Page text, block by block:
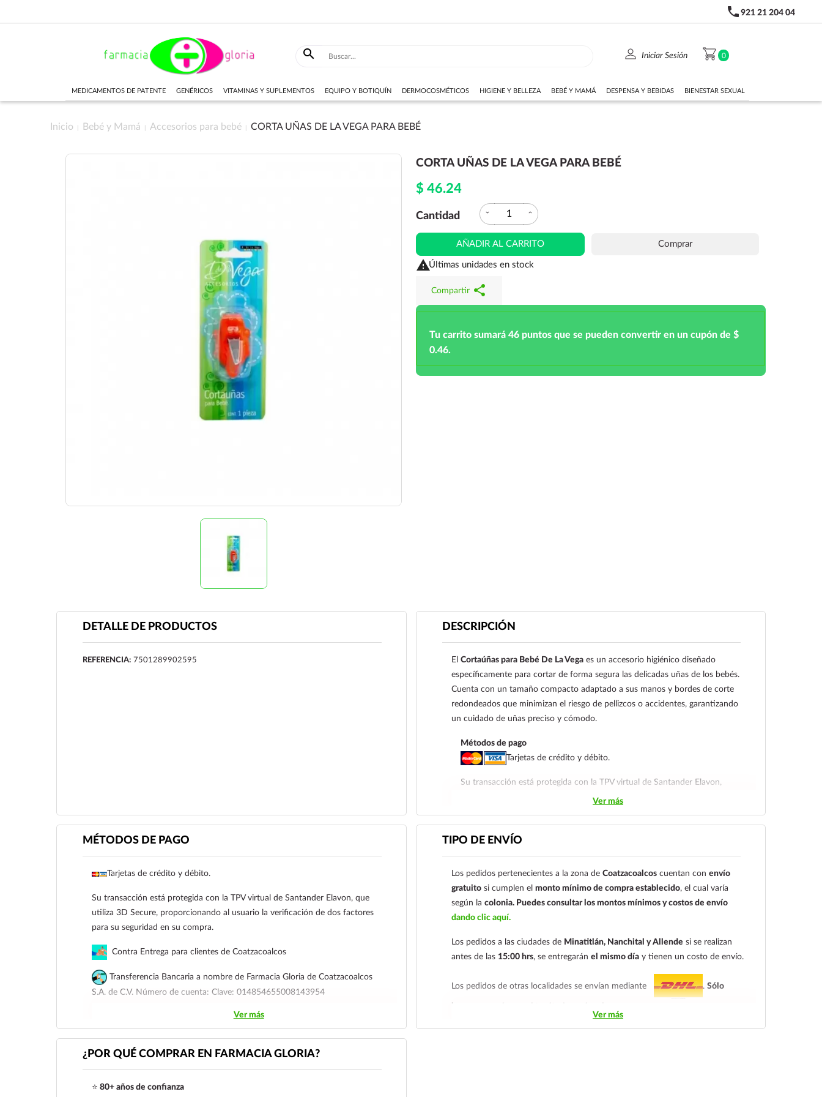
phone 921 21 204 04
 person Iniciar Sesión shopping_cart 0
MEDICAMENTOS DE PATENTE GENÉRICOS VITAMINAS Y SUPLEMENTOS EQUIPO Y BOTIQUÍN DERMOCOSMÉTICOS HIGIENE Y BELLEZA BEBÉ Y MAMÁ DESPENSA Y BEBIDAS BIENESTAR SEXUAL
Inicio Bebé y Mamá Accesorios para bebé CORTA UÑAS DE LA VEGA PARA BEBÉ
CORTA UÑAS DE LA VEGA PARA BEBÉ
$ 46.24
Cantidad expand_more expand_less
AÑADIR AL CARRITO Comprar
Últimas unidades en stock
Compartir share
Tu carrito sumará 46 puntos que se pueden convertir en un cupón de $
0.46.
DETALLE DE PRODUCTOS
REFERENCIA: 7501289902595
DESCRIPCIÓN
El Cortaúñas para Bebé De La Vegaes un accesorio higiénico diseñado
específicamente para cortar de forma segura las delicadas uñas de los bebés.
Cuenta con un tamaño compacto adaptado a sus manos y bordes de corte
redondeados que minimizan el riesgo de pellizcos o accidentes, garantizando
un cuidado de uñas preciso y cómodo.
Métodos de pago
Tarjetas de crédito y débito.
Su transacción está protegida con la TPV virtual de Santander Elavon,
que utiliza 3D Secure, proporcionando al usuario la verificación de dos
Contra Entrega para clientes de Coatzacoalcos
Coatzacoalcos S.A. de C.V. Número de cuenta: Clave:
014854655008143954
Para esta forma de pago el cliente deberá enviar su comprobante de pago
nuestro
921 261 8491
Ver más
MÉTODOS DE PAGO
Tarjetas de crédito y débito.
Su transacción está protegida con la TPV virtual de Santander Elavon, que
utiliza 3D Secure, proporcionando al usuario la verificación de dos factores
para su seguridad en su compra.
Contra Entrega para clientes de Coatzacoalcos
Transferencia Bancaria a nombre de Farmacia Gloria de Coatzacoalcos
S.A. de C.V. Número de cuenta: Clave: 014854655008143954
Para esta forma de pago el cliente deberá enviar su comprobante de pago a al
siguiente correo electrónico:ecommerce@farmaciagloria.mxo a nuestro
921 261 8491
Ver más
TIPO DE ENVÍO
Los pedidos pertenecientes a la zona de Coatzacoalcoscuentan con envío
gratuitosi cumplen el monto mínimo de compra establecido, el cual varía
según la colonia. Puedes consultar los montos mínimos y costos de envío
dando clic aquí.
Los pedidos a las ciudades de Minatitlán, Nanchital y Allende si se realizan
antes de las 15:00 hrs, se entregarán el mismo díay tienen un costo de envío.
Los pedidos de otras localidades se envían mediante . Sólo
Tenemos dos tarifas dependiendo del tiempo de entrega:tarifa nacional al día
Ver más
¿POR QUÉ COMPRAR EN FARMACIA GLORIA?
⭐ 80+ años de confianza